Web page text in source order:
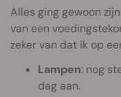
Alles ging gewoon
van een
zeker van dat ik op
Lampen: nog
dag aan.